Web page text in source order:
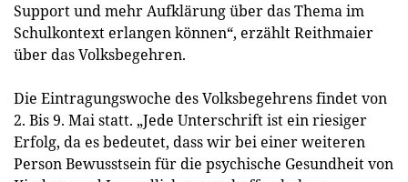
Support und mehr Aufklärung über das Thema im
Schulkontext erlangen können“, erzählt Reithmaier
über das Volksbegehren.
Die Eintragungswoche des Volksbegehrens findet von
2. Bis 9. Mai statt. „Jede Unterschrift ist ein riesiger
Erfolg, da es bedeutet, dass wir bei einer weiteren
Person Bewusstsein für die psychische Gesundheit von